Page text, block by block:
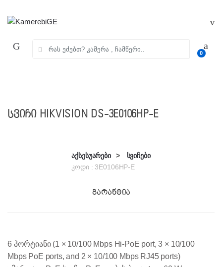
0
სვიჩი HIKVISION DS-3E0106HP-E
აქსესუარები >
სვიჩები
კოდი : 3E0106HP-E
6 პორტიანი (1 × 10/100 Mbps Hi-PoE port, 3 × 10/100
Mbps PoE ports, and 2 × 10/100 Mbps RJ45 ports)